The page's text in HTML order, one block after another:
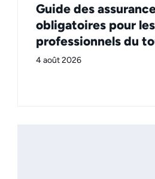
Guide des
obligatoires pour les
professionnels du
4 août 2026